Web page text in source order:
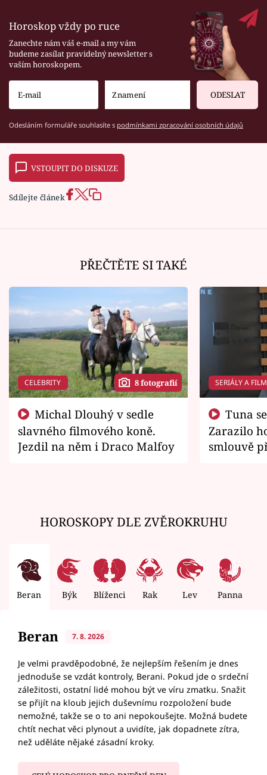
Horoskop vždy po ruce
Zanechte nám váš e-mail a my vám
budeme zasílat pravidelný newsletter s
vaším horoskopem.
ODESLAT
Odesláním formuláře souhlasíte s podmínkami zpracování osobních údajů
VSTOUPIT DO DISKUZE
Sdílejte článek
PŘEČTĚTE SI TAKÉ
CELEBRITY 8 fotografií
slavného filmového koně.
Jezdil na něm i Draco Malfoy
SERIÁLY A
Zarazilo
smlouvě
HOROSKOPY DLE ZVĚROKRUHU
Beran Býk Blíženci Rak Lev Panna
Beran 7. 8. 2026
Je velmi pravděpodobné, že nejlepším řešením je dnes
jednoduše se vzdát kontroly, Berani. Pokud jde o srdeční
záležitosti, ostatní lidé mohou být ve víru zmatku. Snažit
se přijít na kloub jejich duševnímu rozpoložení bude
nemožné, takže se o to ani nepokoušejte. Možná budete
chtít nechat věci plynout a uvidíte, jak dopadnete zítra,
než uděláte nějaké zásadní kroky.